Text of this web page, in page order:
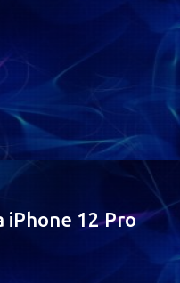
iPhone 12 Pro